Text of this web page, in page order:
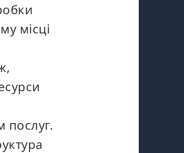
місці
послуг.